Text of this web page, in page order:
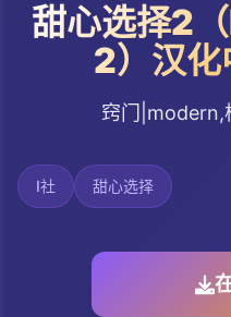
甜心选择2
2）汉化
窍门|modern,
I社 甜心选择